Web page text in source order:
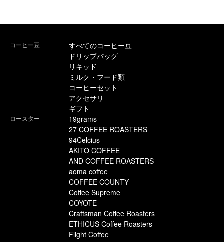
コーヒー豆
すべてのコーヒー豆
ドリップバッグ
リキッド
ミルク・フード類
コーヒーセット
アクセサリ
ギフト
ロースター
19grams
27 COFFEE ROASTERS
94Celcius
AKITO COFFEE
AND COFFEE ROASTERS
aoma coffee
COFFEE COUNTY
Coffee Supreme
COYOTE
Craftsman Coffee Roasters
ETHICUS Coffee Roasters
Flight Coffee